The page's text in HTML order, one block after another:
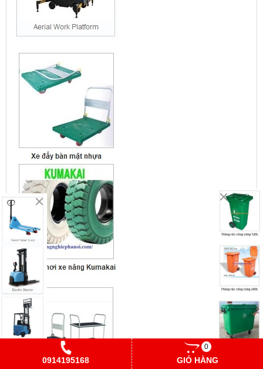
0914195168
0
GIỎ HÀNG